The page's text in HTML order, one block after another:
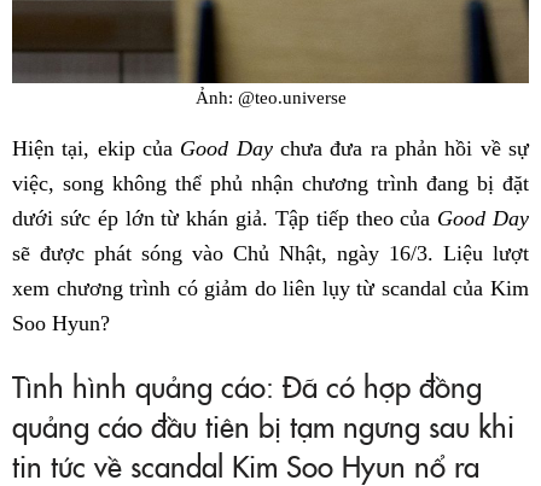
Ảnh: @teo.universe
Hiện tại, ekip của Good Daychưa đưa ra phản hồi về sự
việc, song không thể phủ nhận chương trình đang bị đặt
dưới sức ép lớn từ khán giả. Tập tiếp theo của Good Day
sẽ được phát sóng vào Chủ Nhật, ngày 16/3. Liệu lượt
xem chương trình có giảm do liên lụy từ scandal của Kim
Soo Hyun?
Tình hình quảng cáo: Đã có hợp đồng
quảng cáo đầu tiên bị tạm ngưng sau khi
tin tức về scandal Kim Soo Hyun nổ ra